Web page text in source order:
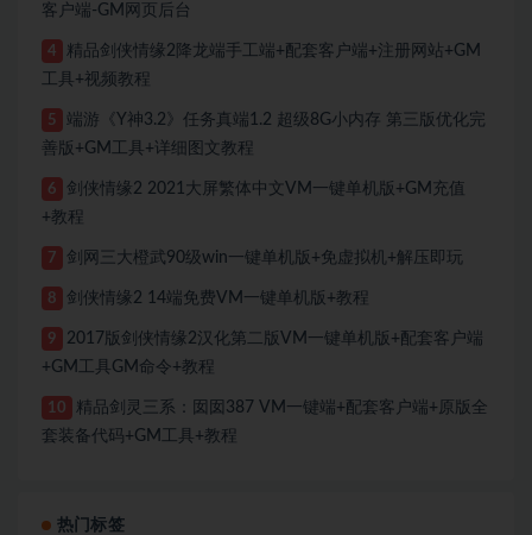
客户端-GM网页后台
4
精品剑侠情缘2降龙端手工端+配套客户端+注册网站+GM
工具+视频教程
5
端游《Y神3.2》任务真端1.2 超级8G小内存 第三版优化完
善版+GM工具+详细图文教程
6
剑侠情缘2 2021大屏繁体中文VM一键单机版+GM充值
+教程
7 剑网三大橙武90级win一键单机版+免虚拟机+解压即玩
8 剑侠情缘2 14端免费VM一键单机版+教程
9
2017版剑侠情缘2汉化第二版VM一键单机版+配套客户端
+GM工具GM命令+教程
10
精品剑灵三系：囡囡387 VM一键端+配套客户端+原版全
套装备代码+GM工具+教程
热门标签